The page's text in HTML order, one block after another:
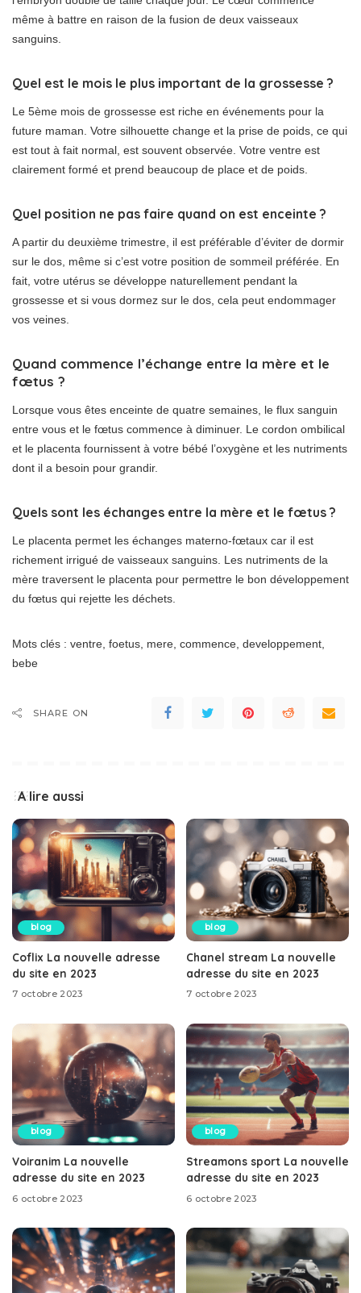
même à battre en raison de la fusion de deux vaisseaux
sanguins.
Quel est le mois le plus important de la grossesse ?
Le 5ème mois de grossesse est riche en événements pour la
future maman. Votre silhouette change et la prise de poids, ce qui
est tout à fait normal, est souvent observée. Votre ventre est
clairement formé et prend beaucoup de place et de poids.
Quel position ne pas faire quand on est enceinte ?
A partir du deuxième trimestre, il est préférable d’éviter de dormir
sur le dos, même si c’est votre position de sommeil préférée. En
fait, votre utérus se développe naturellement pendant la
grossesse et si vous dormez sur le dos, cela peut endommager
vos veines.
Quand commence l’échange entre la mère et le
fœtus ?
Lorsque vous êtes enceinte de quatre semaines, le flux sanguin
entre vous et le fœtus commence à diminuer. Le cordon ombilical
et le placenta fournissent à votre bébé l’oxygène et les nutriments
dont il a besoin pour grandir.
Quels sont les échanges entre la mère et le fœtus ?
Le placenta permet les échanges materno-fœtaux car il est
richement irrigué de vaisseaux sanguins. Les nutriments de la
mère traversent le placenta pour permettre le bon développement
du fœtus qui rejette les déchets.
Mots clés : ventre, foetus, mere, commence, developpement,
bebe
SHARE ON
A lire aussi
blog
Coflix La nouvelle adresse
du site en 2023
7 octobre 2023
blog
Chanel stream La nouvelle
adresse du site en 2023
7 octobre 2023
blog
Voiranim La nouvelle
adresse du site en 2023
6 octobre 2023
blog
Streamons sport La nouvelle
adresse du site en 2023
6 octobre 2023